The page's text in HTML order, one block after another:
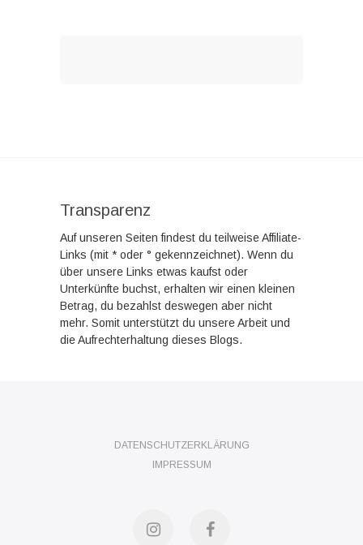
Transparenz
Auf unseren Seiten findest du teilweise Affiliate-
Links (mit * oder ° gekennzeichnet). Wenn du
über unsere Links etwas kaufst oder
Unterkünfte buchst, erhalten wir einen kleinen
Betrag, du bezahlst deswegen aber nicht
mehr. Somit unterstützt du unsere Arbeit und
die Aufrechterhaltung dieses Blogs.
DATENSCHUTZERKLÄRUNG
IMPRESSUM
InstagramFacebook